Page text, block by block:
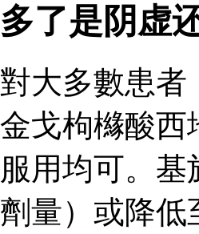
多了是阴虚
對大多數患者
金戈枸櫞酸西
服用均可。
劑量）或降低